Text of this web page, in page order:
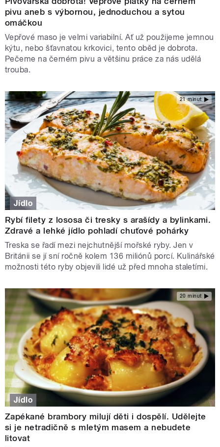
pivu aneb s výbornou, jednoduchou a sytou
omáčkou
Vepřové maso je velmi variabilní. Ať už použijeme jemnou
kýtu, nebo šťavnatou krkovici, tento oběd je dobrota.
Pečeme na černém pivu a většinu práce za nás udělá
trouba.
21 minut
Jídlo
Rybí filety z lososa či tresky s arašídy a bylinkami.
Zdravé a lehké jídlo pohladí chuťové pohárky
Treska se řadí mezi nejchutnější mořské ryby. Jen v
Británii se jí sní ročně kolem 136 miliónů porcí. Kulinářské
možnosti této ryby objevili lidé už před mnoha staletími.
20 minut
Jídlo
Zapékané brambory milují děti i dospělí. Udělejte
si je netradičně s mletým masem a nebudete
litovat